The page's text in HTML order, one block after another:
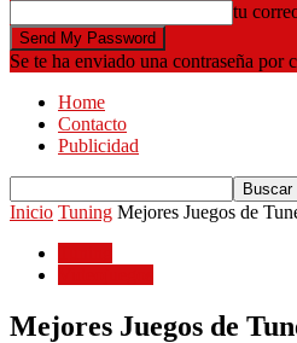
tu
Se te ha enviado una contraseña por
Home
Contacto
Publicidad
Inicio Tuning Mejores Juegos de
Mejores Juegos de